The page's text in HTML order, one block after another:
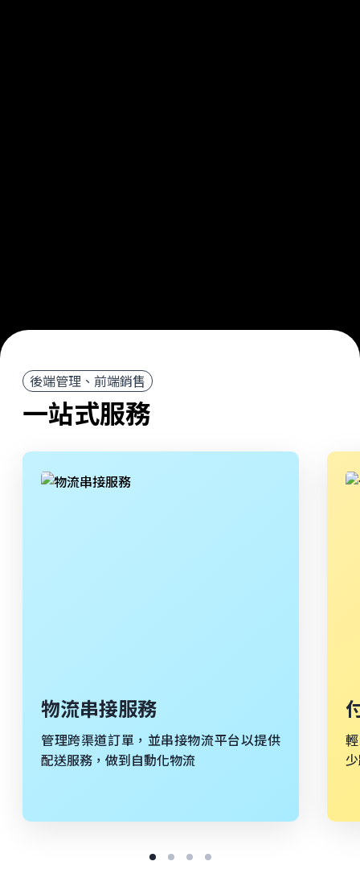
後端管理、前端銷售
一站式服務
物流串接服務
管理跨渠道訂單，並串接物流平台以提供
配送服務，做到自動化物流